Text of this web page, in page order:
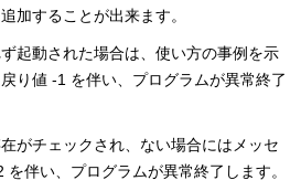
加することが出来ます。
起動された場合は、使い方の事例を示
り値 -1 を伴い、プログラムが異常終了
がチェックされ、ない場合にはメッセ
伴い、プログラムが異常終了します。